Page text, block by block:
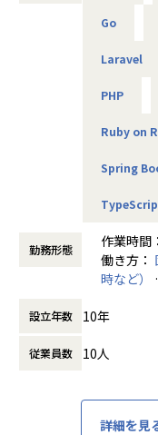
受託開発・自社サービ
あわせて、メンバーの
ープルマネジメントを
の成長を牽引いただきま
・メンバーの1on1・育
・チームの状態把握と
・採用活動への関与（
ランニング・振り返り）
・クライアントとの折
Go
Laravel
PHP
Ruby on
Spring
勤務形態
作業時間
働き方：
時など）
休憩時間
設立年数 10年
従業員数 10人
詳細を見